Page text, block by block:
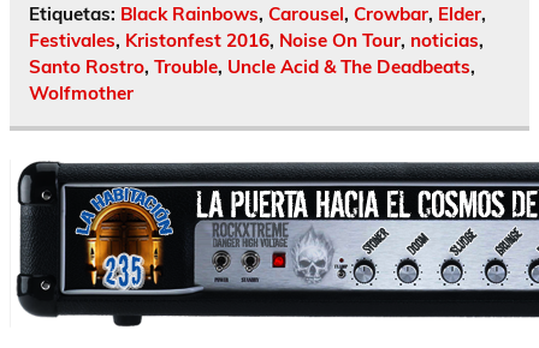
Etiquetas: Black Rainbows, Carousel, Crowbar, Elder,
Festivales, Kristonfest 2016, Noise On Tour, noticias,
Santo Rostro, Trouble, Uncle Acid & The Deadbeats,
Wolfmother